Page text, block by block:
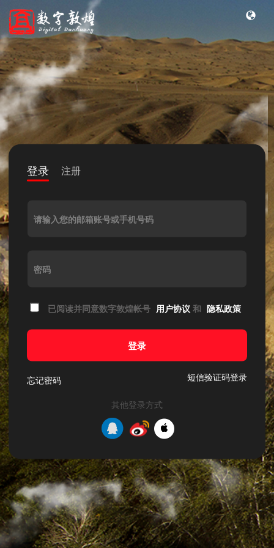
登录 注册
请输入您的邮箱账号或手机号码
密码
已阅读并同意数字敦煌帐号 用户协议 和 隐私政策
登录
忘记密码 短信验证码登录
其他登录方式